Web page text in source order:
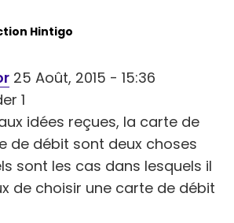
Hintigo
25 Août, 2015 - 15:36
idées reçues, la carte de
de débit sont deux choses
sont les cas dans lesquels il
de choisir une carte de débit